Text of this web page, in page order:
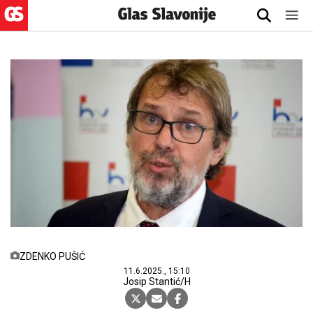
ZDENKO PUŠIĆ
11.6.2025., 15:10
Josip Stantić/H